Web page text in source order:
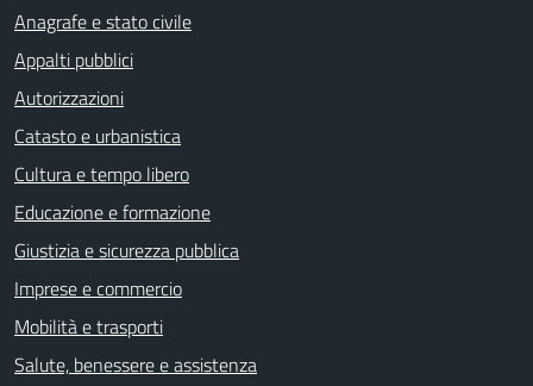
Anagrafe e stato civile
Appalti pubblici
Autorizzazioni
Catasto e urbanistica
Cultura e tempo libero
Educazione e formazione
Giustizia e sicurezza pubblica
Imprese e commercio
Mobilità e trasporti
Salute, benessere e assistenza